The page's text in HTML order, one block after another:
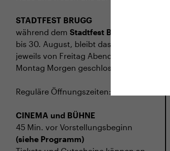
STADTFEST BRUGG
während dem Stadtfest Brugg
bis 30. August, bleibt das Haus
jeweils von Freitag Abend bis
Montag Morgen geschlossen
Reguläre Öffnungszeiten:
CINEMA und BÜHNE
45 Min. vor Vorstellungsbeginn
(siehe Programm)